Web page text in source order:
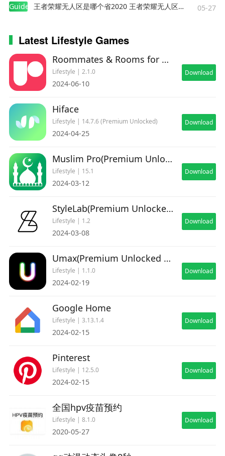
Guides 王者荣耀无人区是哪个省2020 王者荣耀无人区在哪些地方 05-27
Latest Lifestyle Games
Roommates & Rooms for Rent
Lifestyle | 2.1.0
2024-06-10
Download
Hiface
Lifestyle | 14.7.6 (Premium Unlocked)
2024-04-25
Download
Muslim Pro(Premium Unlocked)
Lifestyle | 15.1
2024-03-12
Download
StyleLab(Premium Unlocked)
Lifestyle | 1.2
2024-03-08
Download
Umax(Premium Unlocked All)
Lifestyle | 1.1.0
2024-02-19
Download
Google Home
Lifestyle | 3.13.1.4
2024-02-15
Download
Pinterest
Lifestyle | 12.5.0
2024-02-15
Download
全国hpv疫苗预约
Lifestyle | 8.1.0
2020-05-27
Download